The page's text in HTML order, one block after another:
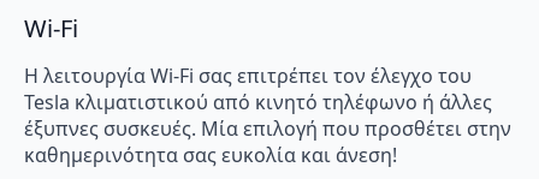
Wi-Fi
Η λειτουργία Wi-Fi σας επιτρέπει τον έλεγχο του
Tesla κλιματιστικού από κινητό τηλέφωνο ή άλλες
έξυπνες συσκευές. Μία επιλογή που προσθέτει στην
καθημερινότητα σας ευκολία και άνεση!